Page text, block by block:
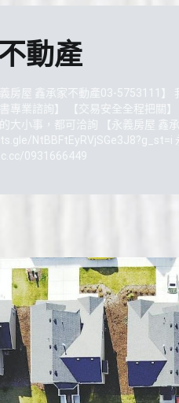
動產
房屋 鑫承家不動產03-5753111
專業諮詢】 【交易安全全程把
大小事，都可洽詢 【永義房屋
0931666449